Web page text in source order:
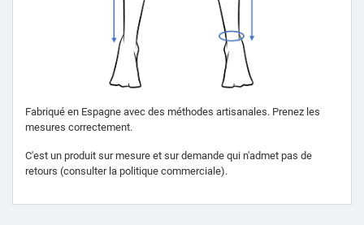
Fabriqué en Espagne avec des méthodes artisanales. Prenez les
mesures correctement.
C'est un produit sur mesure et sur demande qui n'admet pas de
retours (consulter la politique commerciale).